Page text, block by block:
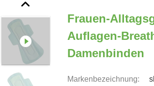
Frauen-
Auflagen-
Damenbinden
Markenbezeichnung: